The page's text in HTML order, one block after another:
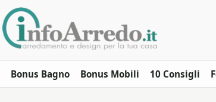
Bonus Bagno Bonus Mobili 10 Consigli